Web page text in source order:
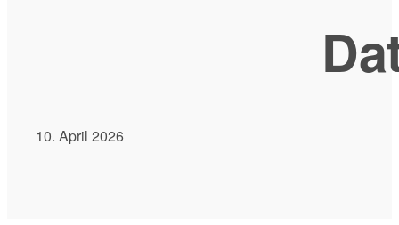
10. April 2026